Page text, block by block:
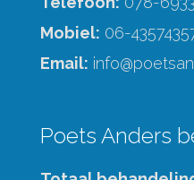
Mobiel: 06-
Email:
Poets Anders